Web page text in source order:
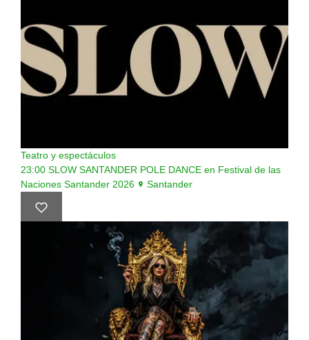
Teatro y espectáculos
23:00 SLOW SANTANDER POLE DANCE en Festival de las
Naciones Santander 2026
Santander